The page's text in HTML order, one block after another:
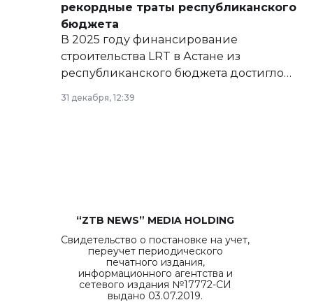
рекордные траты республиканского
бюджета
В 2025 году финансирование
строительства LRT в Астане из
республиканского бюджета достигло
рекордных объемов.
31 декабря, 12:39
“ZTB NEWS” MEDIA HOLDING
Свидетельство о постановке на учет,
переучет периодического
печатного издания,
информационного агентства и
сетевого издания №17772-СИ
выдано 03.07.2019.